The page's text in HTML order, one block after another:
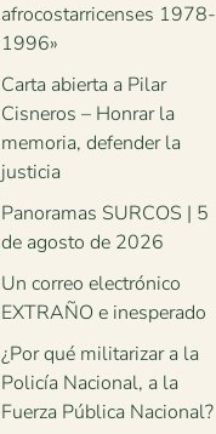
afrocostarricenses 1978-
1996»
Carta abierta a Pilar
Cisneros – Honrar la
memoria, defender la
justicia
Panoramas SURCOS | 5
de agosto de 2026
Un correo electrónico
EXTRAÑO e inesperado
¿Por qué militarizar a la
Policía Nacional, a la
Fuerza Pública Nacional?